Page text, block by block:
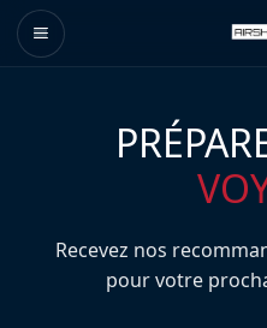
Recevez nos
pour votre